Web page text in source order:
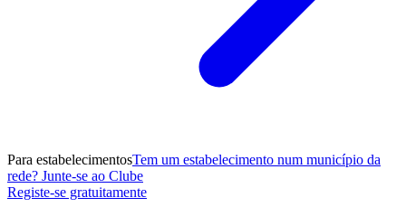
Para estabelecimentosTem um estabelecimento num município da
rede? Junte-se ao Clube
Registe-se gratuitamente